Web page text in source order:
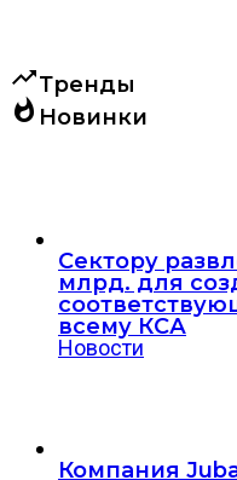
trending_upТренды
whatshot Новинки
Сектору
млрд. для
всему КСА
Новости
Компания